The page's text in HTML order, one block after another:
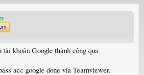
tài khoản Google thành công qua
acc google done via Teamviewer.